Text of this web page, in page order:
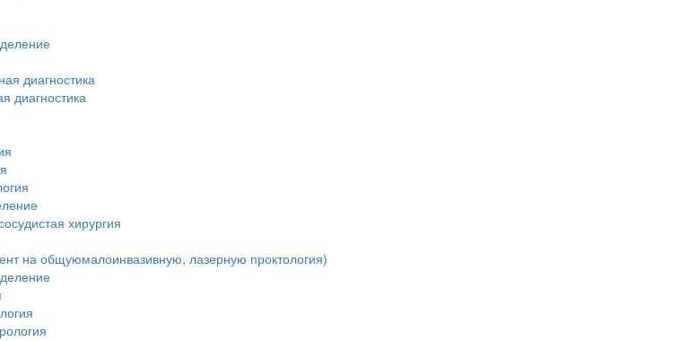
диагностика
диагностика
хирургия
на общуюмалоинвазивную, лазерную проктология)